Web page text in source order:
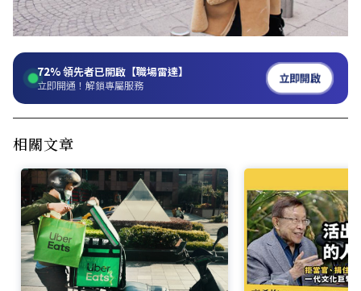
72%領先者已開啟【職場雷達】
立即開通！解鎖專屬服務 立即開啟
相關文章